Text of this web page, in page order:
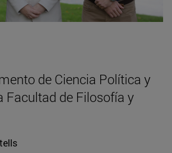
de Ciencia Política y
Facultad de Filosofía y